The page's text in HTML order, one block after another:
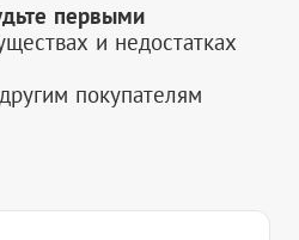
первыми
и недостатках
покупателям